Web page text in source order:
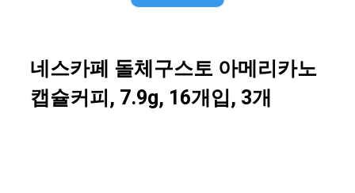
네스카페 돌체구스토 아메리카노
캡슐커피, 7.9g, 16개입, 3개